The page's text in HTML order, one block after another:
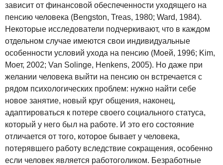
зависит от финансовой обеспеченности уходящего на
пенсию человека (Bengston, Treas, 1980; Ward, 1984).
Некоторые исследователи подчеркивают, что в каждом
отдельном случае имеются свои индивидуальные
особенности условий ухода на пенсию (Моей, 1996; Kim,
Моет, 2002; Van Solinge, Henkens, 2005). Но даже при
желании человека выйти на пенсию он встречается с
рядом психологических проблем: нужно найти себе
новое занятие, новый круг общения, наконец,
адаптироваться к потере своего социального статуса,
который у него был на работе. И это его состояние
отличается от того, которое бывает у человека,
потерявшего работу вследствие сокращения, особенно
если человек является работоголиком. Безработные